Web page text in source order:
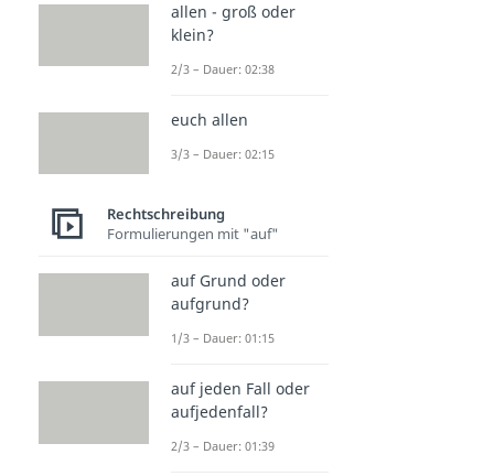
allen - groß oder
klein?
2/3 – Dauer: 02:38
euch allen
3/3 – Dauer: 02:15
Rechtschreibung
Formulierungen mit "auf"
auf Grund oder
aufgrund?
1/3 – Dauer: 01:15
auf jeden Fall oder
aufjedenfall?
2/3 – Dauer: 01:39